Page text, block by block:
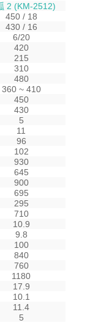
2 (KM-2512)
450 / 18
430 / 16
6/20
420
215
310
480
360 ~ 410
450
430
5
11
96
102
930
645
900
695
295
710
10.9
9.8
100
840
760
1180
17.9
10.1
11.4
5